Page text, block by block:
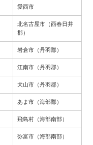
愛西市
北名古屋市（西春日井
郡）
岩倉市（丹羽郡）
江南市（丹羽郡）
犬山市（丹羽郡）
あま市（海部郡）
飛島村（海部南部）
弥富市（海部南部）